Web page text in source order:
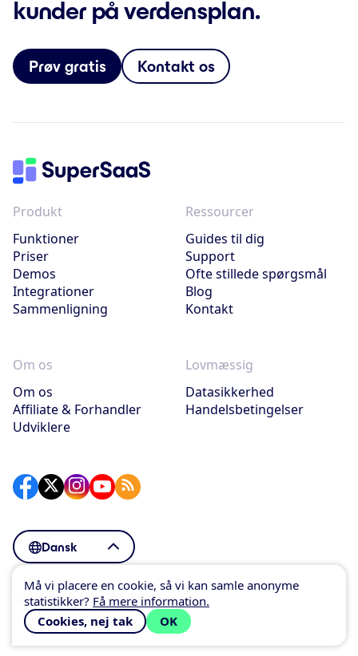
kunder på verdensplan.
Prøv gratis Kontakt os
Må vi placere en cookie, så vi kan samle anonyme
statistikker? Få mere information.
Cookies, nej tak
OK
Produkt
Funktioner
Priser
Demos
Integrationer
Sammenligning
Ressourcer
Guides til dig
Support
Ofte stillede spørgsmål
Blog
Kontakt
Om os
Om os
Affiliate & Forhandler
Udviklere
Lovmæssig
Datasikkerhed
Handelsbetingelser
Dansk
© SuperSaaS 2007–2026